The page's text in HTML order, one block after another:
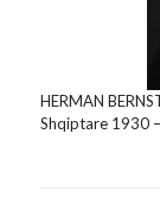
HERMAN
Shqiptare 1930